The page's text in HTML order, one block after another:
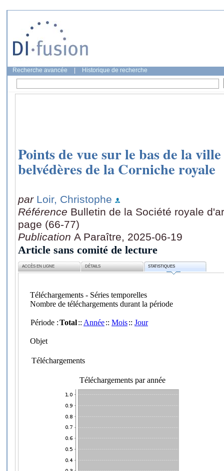
Recherche avancée Historique de recherche
Points de vue sur le bas de la
belvédères de la Corniche royale
par Loir, Christophe
Référence Bulletin de la Société royale
page (66-77)
Publication A Paraître, 2025-06-19
Article sans comité de lecture
ACCÈS EN LIGNE DÉTAILS STATISTIQUES